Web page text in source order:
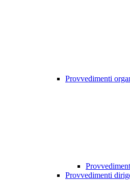
Provvedimenti
Provvedimenti